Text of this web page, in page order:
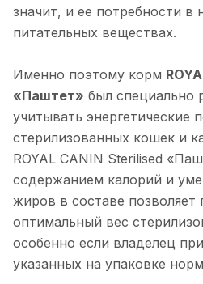
значит, и ее потребности в
питательных веществах.
Именно поэтому корм
«Паштет» был специально
учитывать энергетические
стерилизованных кошек и
ROYAL CANIN Sterilised
содержанием калорий и
жиров в составе
оптимальный вес
особенно если владелец
указанных на упаковке